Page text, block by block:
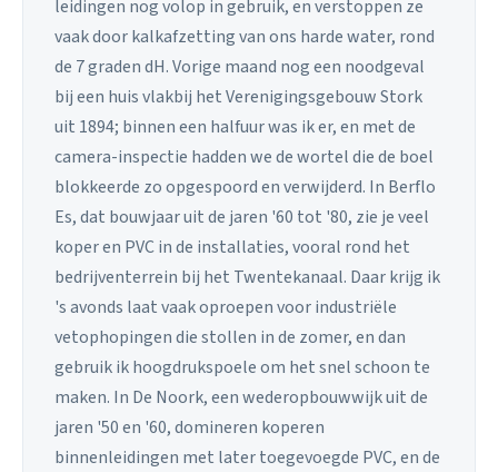
leidingen nog volop in gebruik, en verstoppen ze
vaak door kalkafzetting van ons harde water, rond
de 7 graden dH. Vorige maand nog een noodgeval
bij een huis vlakbij het Verenigingsgebouw Stork
uit 1894; binnen een halfuur was ik er, en met de
camera-inspectie hadden we de wortel die de boel
blokkeerde zo opgespoord en verwijderd. In Berflo
Es, dat bouwjaar uit de jaren '60 tot '80, zie je veel
koper en PVC in de installaties, vooral rond het
bedrijventerrein bij het Twentekanaal. Daar krijg ik
's avonds laat vaak oproepen voor industriële
vetophopingen die stollen in de zomer, en dan
gebruik ik hoogdrukspoele om het snel schoon te
maken. In De Noork, een wederopbouwwijk uit de
jaren '50 en '60, domineren koperen
binnenleidingen met later toegevoegde PVC, en de